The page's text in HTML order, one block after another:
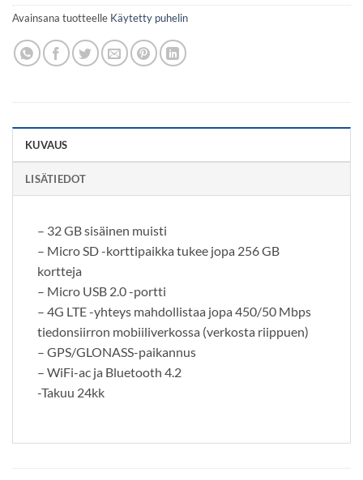
Avainsana tuotteelle Käytetty puhelin
KUVAUS
LISÄTIEDOT
– 32 GB sisäinen muisti
– Micro SD -korttipaikka tukee jopa 256 GB
kortteja
– Micro USB 2.0 -portti
– 4G LTE -yhteys mahdollistaa jopa 450/50 Mbps
tiedonsiirron mobiiliverkossa (verkosta riippuen)
– GPS/GLONASS-paikannus
– WiFi-ac ja Bluetooth 4.2
-Takuu 24kk